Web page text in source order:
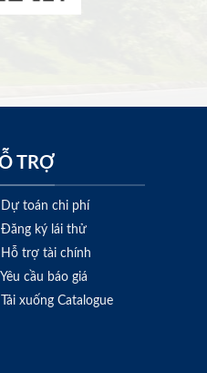
TRỢ
toán chi phí
ký lái thử
Hỗ trợ tài chính
Yêu cầu báo giá
Tải xuống Catalogue